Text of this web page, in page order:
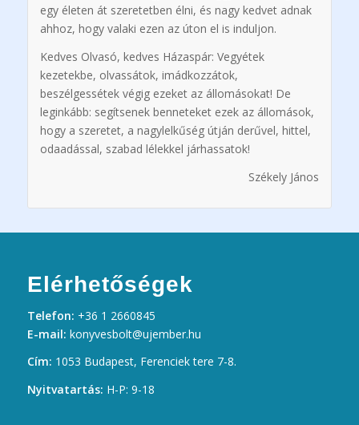
egy életen át szeretetben élni, és nagy kedvet adnak
ahhoz, hogy valaki ezen az úton el is induljon.
Kedves Olvasó, kedves Házaspár: Vegyétek
kezetekbe, olvassátok, imádkozzátok,
beszélgessétek végig ezeket az állomásokat! De
leginkább: segítsenek benneteket ezek az állomások,
hogy a szeretet, a nagylelkűség útján derűvel, hittel,
odaadással, szabad lélekkel járhassatok!
Székely János
Elérhetőségek
Telefon: +36 1 2660845
E-mail: konyvesbolt@ujember.hu
Cím: 1053 Budapest, Ferenciek tere 7-8.
Nyitvatartás: H-P: 9-18